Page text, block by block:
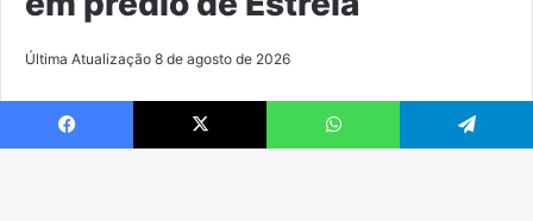
Facebook X WhatsApp Telegram